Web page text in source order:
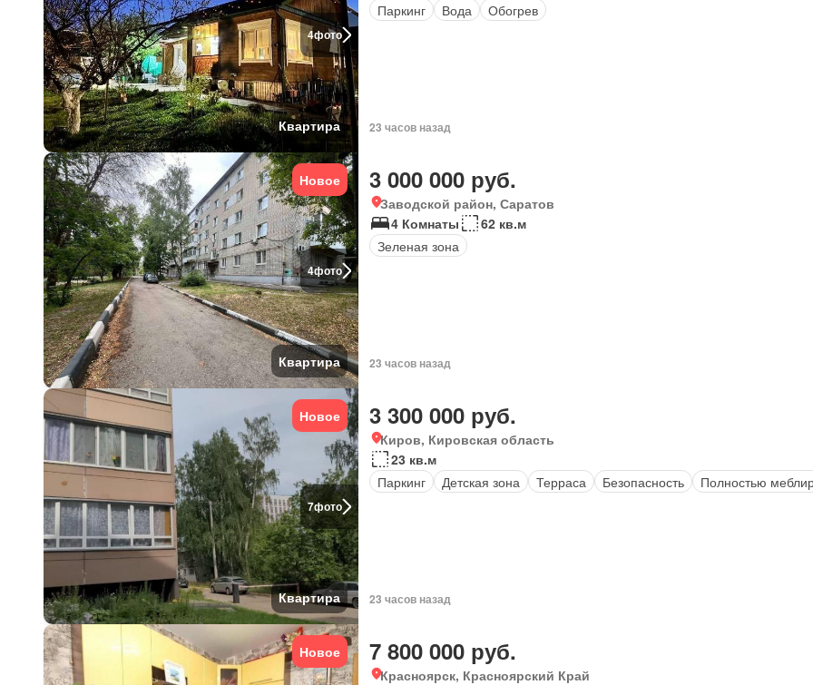
4фото
Квартира
Паркинг
Вода Обогрев
23 часов назад
4фото
Новое
Квартира
3 000 000 руб.
Заводской район, Саратов
4 Комнаты
62 кв.м
Зеленая зона
23 часов назад
7фото
Новое
Квартира
3 300 000 руб.
Киров, Кировская область
23 кв.м
Паркинг
Детская зона Терраса Безопасность Полностью
23 часов назад
Новое 7 800 000 руб.
Красноярск, Красноярский Край